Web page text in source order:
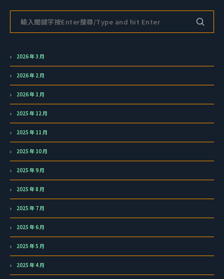
2026 年 3 月
2026 年 2 月
2026 年 1 月
2025 年 12 月
2025 年 11 月
2025 年 10 月
2025 年 9 月
2025 年 8 月
2025 年 7 月
2025 年 6 月
2025 年 5 月
2025 年 4 月